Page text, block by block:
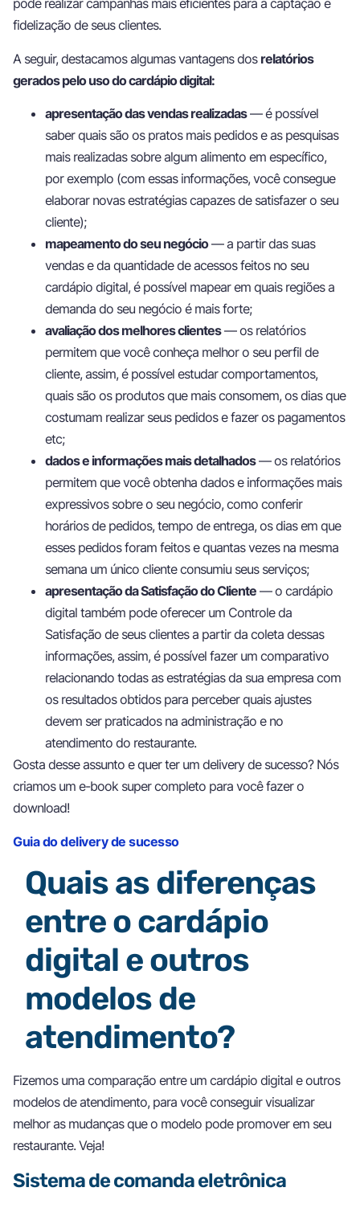
pode realizar campanhas mais eficientes para a captação e
fidelização de seus clientes.
A seguir, destacamos algumas vantagens dos relatórios
gerados pelo uso do cardápio digital:
apresentação das vendas realizadas— é possível
saber quais são os pratos mais pedidos e as pesquisas
mais realizadas sobre algum alimento em específico,
por exemplo (com essas informações, você consegue
elaborar novas estratégias capazes de satisfazer o seu
cliente);
mapeamento do seu negócio— a partir das suas
vendas e da quantidade de acessos feitos no seu
cardápio digital, é possível mapear em quais regiões a
demanda do seu negócio é mais forte;
avaliação dos melhores clientes— os relatórios
permitem que você conheça melhor o seu perfil de
cliente, assim, é possível estudar comportamentos,
quais são os produtos que mais consomem, os dias que
costumam realizar seus pedidos e fazer os pagamentos
etc;
dados e informações mais detalhados— os relatórios
permitem que você obtenha dados e informações mais
expressivos sobre o seu negócio, como conferir
horários de pedidos, tempo de entrega, os dias em que
esses pedidos foram feitos e quantas vezes na mesma
semana um único cliente consumiu seus serviços;
apresentação da Satisfação do Cliente — o cardápio
digital também pode oferecer um Controle da
Satisfação de seus clientes a partir da coleta dessas
informações, assim, é possível fazer um comparativo
relacionando todas as estratégias da sua empresa com
os resultados obtidos para perceber quais ajustes
devem ser praticados na administração e no
atendimento do restaurante.
Gosta desse assunto e quer ter um delivery de sucesso? Nós
criamos um e-book super completo para você fazer o
download!
Guia do delivery de sucesso
Quais as diferenças
entre o cardápio
digital e outros
modelos de
atendimento?
Fizemos uma comparação entre um cardápio digital e outros
modelos de atendimento, para você conseguir visualizar
melhor as mudanças que o modelo pode promover em seu
restaurante. Veja!
Sistema de comanda eletrônica